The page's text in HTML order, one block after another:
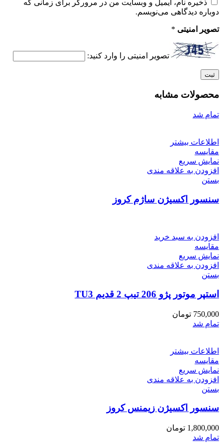
ذخیره نام، ایمیل و وبسایت من در مرورگر برای زمانی که
دوباره دیدگاهی می‌نویسم.
تصویر امنیتی *
تصویر امنیتی را وارد کنید:
محصولات مشابه
تمام شد
اطلاعات بیشتر
مقایسه
نمایش سریع
افزودن به علاقه مندی
بستن
سنسور اکسیژن ساژم کروز
افزودن به سبد خرید
مقایسه
نمایش سریع
افزودن به علاقه مندی
بستن
استپر موتور پژو 206 تیپ 2 قدیم TU3
750,000 تومان
تمام شد
اطلاعات بیشتر
مقایسه
نمایش سریع
افزودن به علاقه مندی
بستن
سنسور اکسیژن زیمنس کروز
1,800,000 تومان
تمام شد